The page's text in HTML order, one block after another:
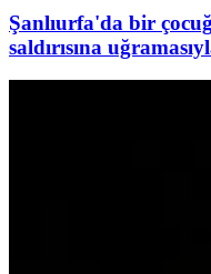
Şanlıurfa'da bir
saldırısına